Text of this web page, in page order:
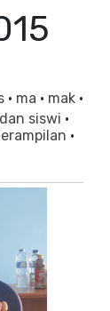
· ma · mak ·
siswi ·
·